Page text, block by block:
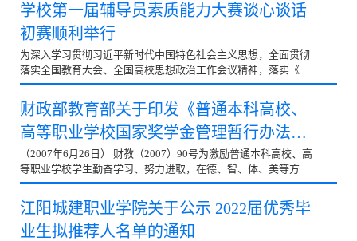
学校第一届辅导员素质能力大赛谈心谈话
初赛顺利举行
为深入学习贯彻习近平新时代中国特色社会主义思想，全面贯彻
落实全国教育大会、全国高校思想政治工作会议精神，落实《普
通高等学校辅导员队伍建设规定》《高等学校辅导员职...
财政部教育部关于印发《普通本科高校、
高等职业学校国家奖学金管理暂行办法》
的通知
（2007年6月26日） 财教（2007）90号为激励普通本科高校、高
等职业学校学生勤奋学习、努力进取，在德、智、体、美等方面
得到全面发展，根据《国务院关于建立健全普通本科高...
江阳城建职业学院关于公示 2022届优秀毕
业生拟推荐人名单的通知